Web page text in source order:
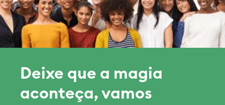
Deixe que a magia
aconteça, vamos